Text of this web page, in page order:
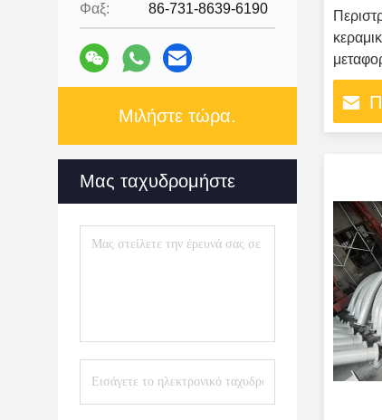
Φαξ: 86-731-8639-6190
Μιλήστε τώρα.
Μας ταχυδρομήστε